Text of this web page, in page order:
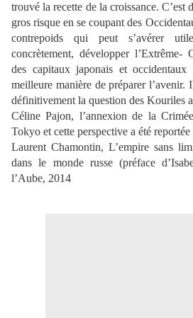
trouvé la recette de la croissance. C’est
gros risque en se coupant des
contrepoids qui peut s’avérer
concrètement, développer l’Extrême-
des capitaux japonais et occidentaux
meilleure manière de préparer
définitivement la question des Kouriles
Céline Pajon, l’annexion de la
Tokyo et cette perspective a été reportée
Laurent Chamontin, L’empire sans
dans le monde russe (préface
l’Aube, 2014